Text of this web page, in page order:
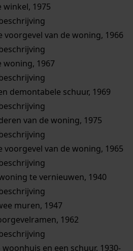
1975
voorgevel van de woning, 1966
woning, 1967
demontabele schuur, 1969
van de woning, 1975
voorgevel van de woning, 1965
te vernieuwen, 1940
muren, 1947
1962
en een schuur, 1930-